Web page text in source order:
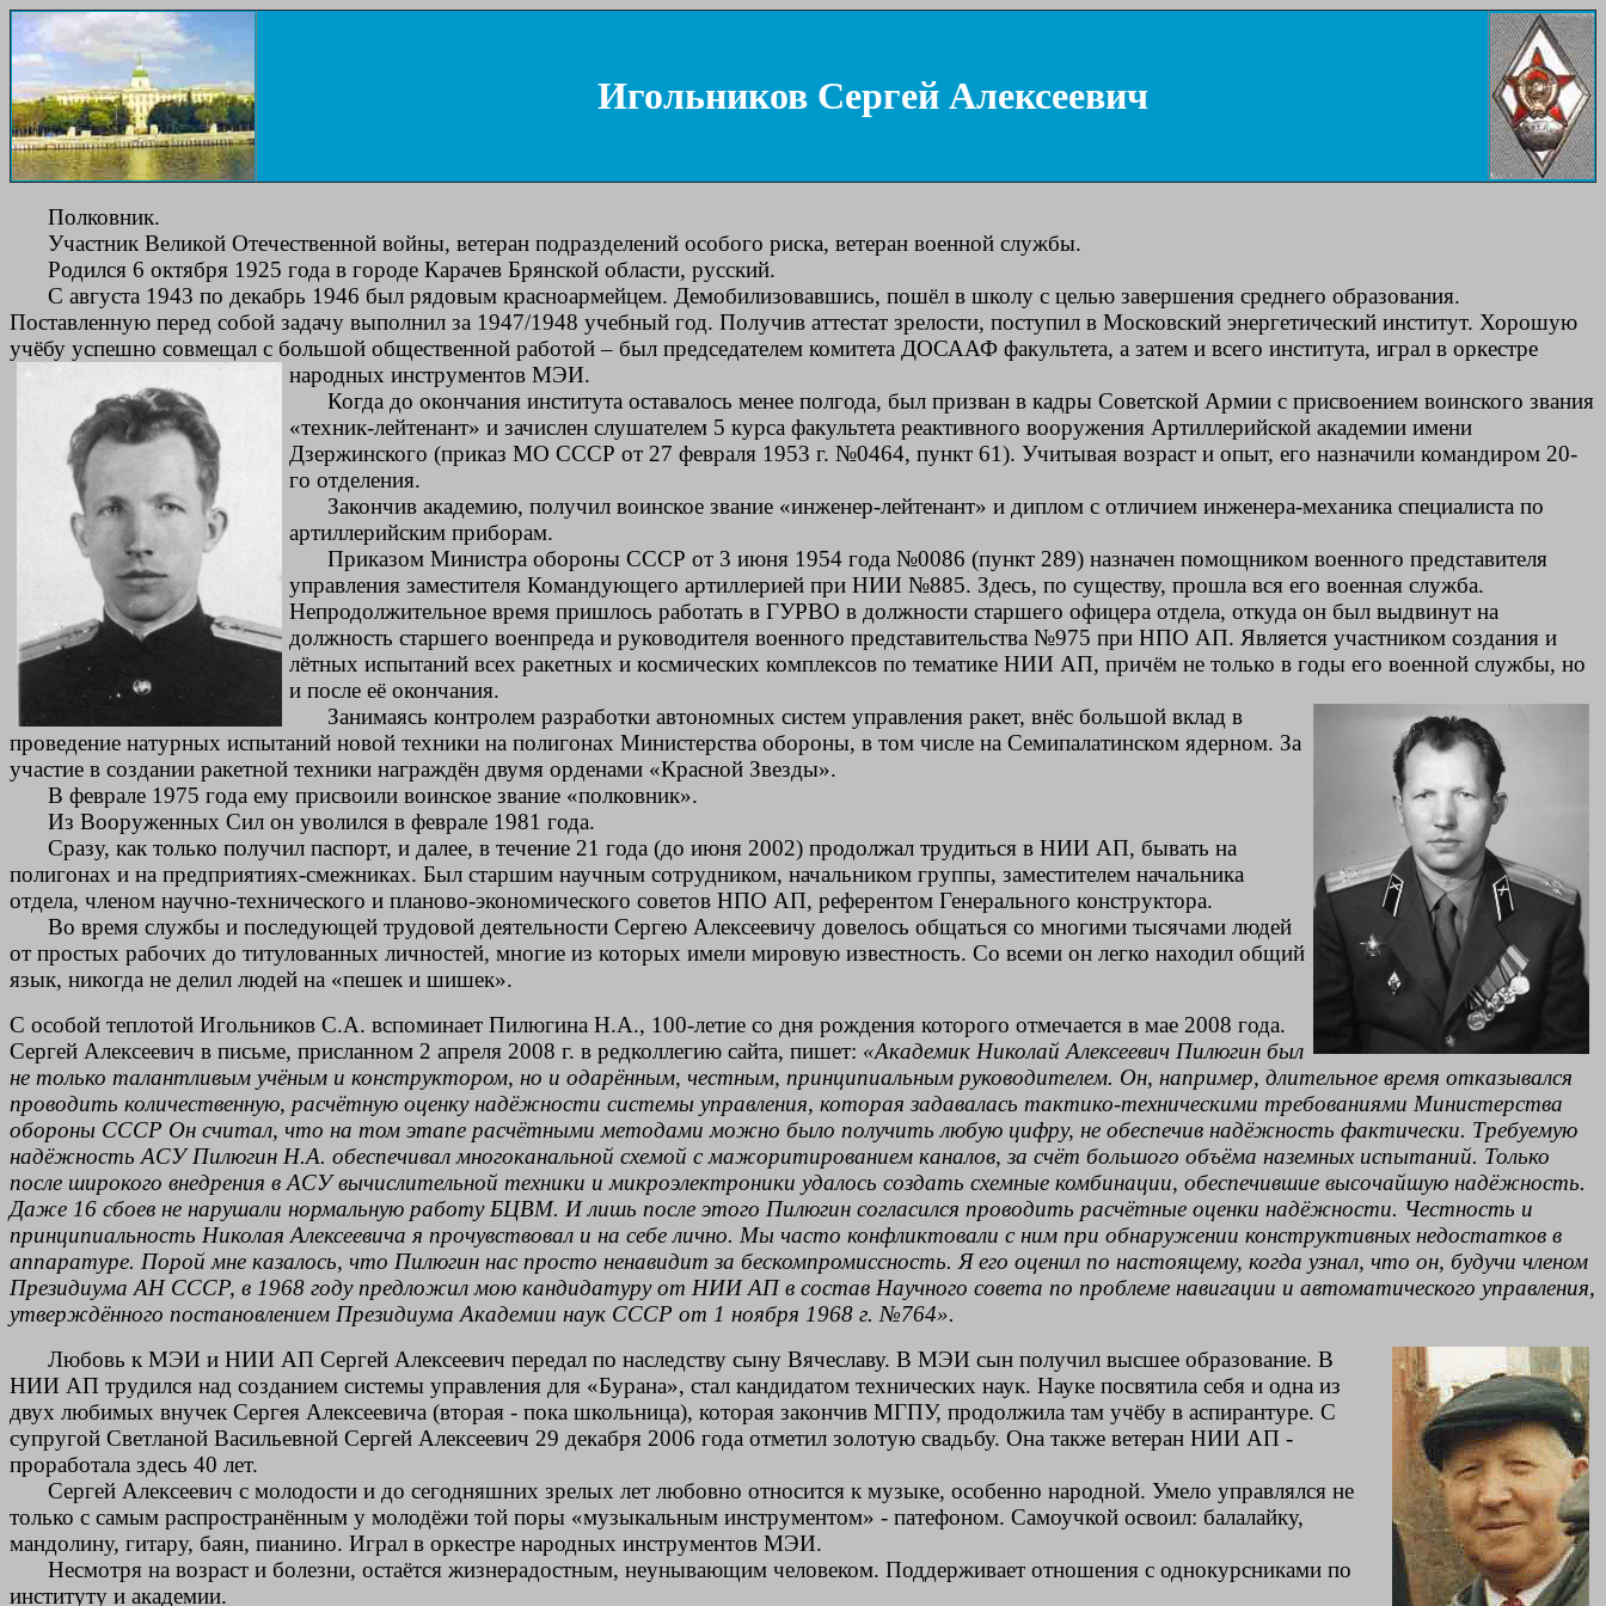
Игольников Сергей Алексеевич
Полковник.
Участник Великой Отечественной войны, ветеран подразделений особого риска, ветеран военной службы.
Родился 6 октября 1925 года в городе Карачев Брянской области, русский.
С августа 1943 по декабрь 1946 был рядовым красноармейцем. Демобилизовавшись, пошёл в школу с целью завершения среднего образования.
Поставленную перед собой задачу выполнил за 1947/1948 учебный год. Получив аттестат зрелости, поступил в Московский энергетический институт. Хорошую
учёбу успешно совмещал с большой общественной работой – был председателем комитета ДОСААФ факультета, а затем и всего института, играл в оркестре
народных инструментов МЭИ.
Когда до окончания института оставалось менее полгода, был призван в кадры Советской Армии с присвоением воинского звания
«техник-лейтенант» и зачислен слушателем 5 курса факультета реактивного вооружения Артиллерийской академии имени
Дзержинского (приказ МО СССР от 27 февраля 1953 г. №0464, пункт 61). Учитывая возраст и опыт, его назначили командиром 20-
го отделения.
Закончив академию, получил воинское звание «инженер-лейтенант» и диплом с отличием инженера-механика специалиста по
артиллерийским приборам.
Приказом Министра обороны СССР от 3 июня 1954 года №0086 (пункт 289) назначен помощником военного представителя
управления заместителя Командующего артиллерией при НИИ №885. Здесь, по существу, прошла вся его военная служба.
Непродолжительное время пришлось работать в ГУРВО в должности старшего офицера отдела, откуда он был выдвинут на
должность старшего военпреда и руководителя военного представительства №975 при НПО АП. Является участником создания и
лётных испытаний всех ракетных и космических комплексов по тематике НИИ АП, причём не только в годы его военной службы, но
и после её окончания.
Занимаясь контролем разработки автономных систем управления ракет, внёс большой вклад в
проведение натурных испытаний новой техники на полигонах Министерства обороны, в том числе на Семипалатинском ядерном. За
участие в создании ракетной техники награждён двумя орденами «Красной Звезды».
В феврале 1975 года ему присвоили воинское звание «полковник».
Из Вооруженных Сил он уволился в феврале 1981 года.
Сразу, как только получил паспорт, и далее, в течение 21 года (до июня 2002) продолжал трудиться в НИИ АП, бывать на
полигонах и на предприятиях-смежниках. Был старшим научным сотрудником, начальником группы, заместителем начальника
отдела, членом научно-технического и планово-экономического советов НПО АП, референтом Генерального конструктора.
Во время службы и последующей трудовой деятельности Сергею Алексеевичу довелось общаться со многими тысячами людей
от простых рабочих до титулованных личностей, многие из которых имели мировую известность. Со всеми он легко находил общий
язык, никогда не делил людей на «пешек и шишек».
С особой теплотой Игольников С.А. вспоминает Пилюгина Н.А., 100-летие со дня рождения которого отмечается в мае 2008 года.
Сергей Алексеевич в письме, присланном 2 апреля 2008 г. в редколлегию сайта, пишет: «Академик Николай Алексеевич Пилюгин был
не только талантливым учёным и конструктором, но и одарённым, честным, принципиальным руководителем. Он, например, длительное время отказывался
проводить количественную, расчётную оценку надёжности системы управления, которая задавалась тактико-техническими требованиями Министерства
обороны СССР Он считал, что на том этапе расчётными методами можно было получить любую цифру, не обеспечив надёжность фактически. Требуемую
надёжность АСУ Пилюгин Н.А. обеспечивал многоканальной схемой с мажоритированием каналов, за счёт большого объёма наземных испытаний. Только
после широкого внедрения в АСУ вычислительной техники и микроэлектроники удалось создать схемные комбинации, обеспечившие высочайшую надёжность.
Даже 16 сбоев не нарушали нормальную работу БЦВМ. И лишь после этого Пилюгин согласился проводить расчётные оценки надёжности. Честность и
принципиальность Николая Алексеевича я прочувствовал и на себе лично. Мы часто конфликтовали с ним при обнаружении конструктивных недостатков в
аппаратуре. Порой мне казалось, что Пилюгин нас просто ненавидит за бескомпромиссность. Я его оценил по настоящему, когда узнал, что он, будучи членом
Президиума АН СССР, в 1968 году предложил мою кандидатуру от НИИ АП в состав Научного совета по проблеме навигации и автоматического управления,
утверждённого постановлением Президиума Академии наук СССР от 1 ноября 1968 г. №764».
Любовь к МЭИ и НИИ АП Сергей Алексеевич передал по наследству сыну Вячеславу. В МЭИ сын получил высшее образование. В
НИИ АП трудился над созданием системы управления для «Бурана», стал кандидатом технических наук. Науке посвятила себя и одна из
двух любимых внучек Сергея Алексеевича (вторая - пока школьница), которая закончив МГПУ, продолжила там учёбу в аспирантуре. С
супругой Светланой Васильевной Сергей Алексеевич 29 декабря 2006 года отметил золотую свадьбу. Она также ветеран НИИ АП -
проработала здесь 40 лет.
Сергей Алексеевич с молодости и до сегодняшних зрелых лет любовно относится к музыке, особенно народной. Умело управлялся не
только с самым распространённым у молодёжи той поры «музыкальным инструментом» - патефоном. Самоучкой освоил: балалайку,
мандолину, гитару, баян, пианино. Играл в оркестре народных инструментов МЭИ.
Несмотря на возраст и болезни, остаётся жизнерадостным, неунывающим человеком. Поддерживает отношения с однокурсниками по
институту и академии.